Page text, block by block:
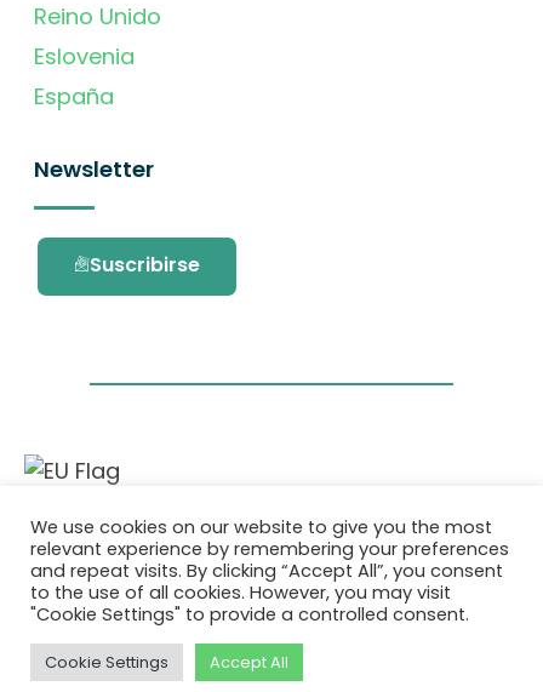
Reino Unido
Eslovenia
España
Newsletter
Suscribirse
Este proyecto ha recibido financiación del
programa de investigación e innovación
Horizonte 2020 de la Unión Europea en virtud
del acuerdo de subvención No. 101036418.
Política de Privacidad
We use cookies on our website to give you the most
relevant experience by remembering your preferences
and repeat visits. By clicking “Accept All”, you consent
to the use of all cookies. However, you may visit
"Cookie Settings" to provide a controlled consent.
Cookie Settings Accept All